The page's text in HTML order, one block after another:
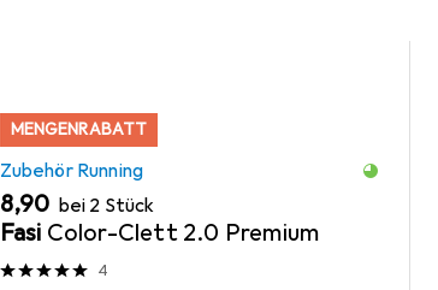
MENGENRABATT
Zubehör Running
EUR
8,90 bei 2 Stück
Fasi Color-Clett 2.0 Premium
4